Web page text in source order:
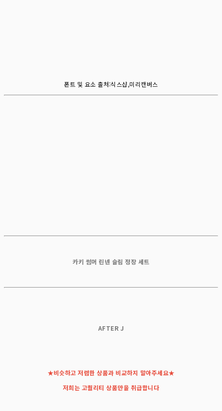
폰트 및 요소 출처:식스샵,미리캔버스
카키 썸머 린넨 슬림 정장 세트
AFTER J
★비슷하고 저렴한 상품과 비교하지 말아주세요★
저희는 고퀄리티 상품만을 취급합니다